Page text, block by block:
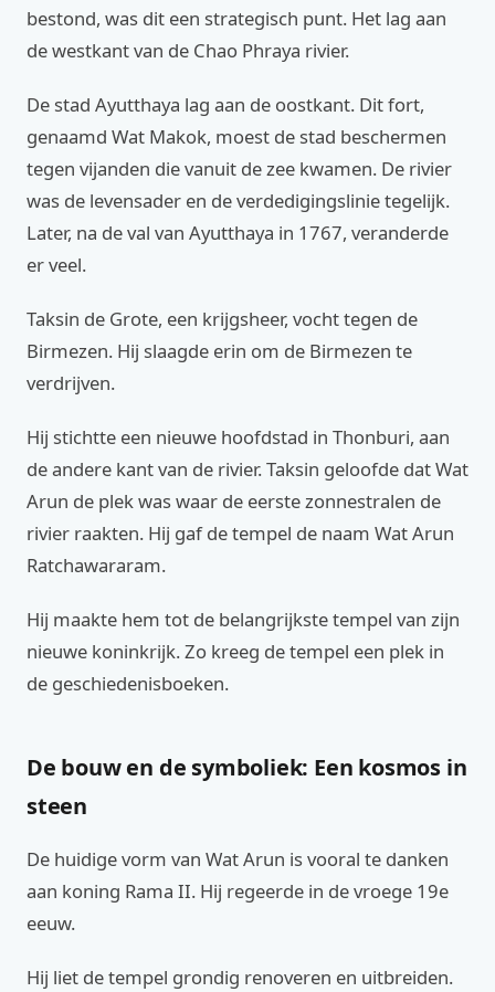
bestond, was dit een strategisch punt. Het lag aan
de westkant van de Chao Phraya rivier.
De stad Ayutthaya lag aan de oostkant. Dit fort,
genaamd Wat Makok, moest de stad beschermen
tegen vijanden die vanuit de zee kwamen. De rivier
was de levensader en de verdedigingslinie tegelijk.
Later, na de val van Ayutthaya in 1767, veranderde
er veel.
Taksin de Grote, een krijgsheer, vocht tegen de
Birmezen. Hij slaagde erin om de Birmezen te
verdrijven.
Hij stichtte een nieuwe hoofdstad in Thonburi, aan
de andere kant van de rivier. Taksin geloofde dat Wat
Arun de plek was waar de eerste zonnestralen de
rivier raakten. Hij gaf de tempel de naam Wat Arun
Ratchawararam.
Hij maakte hem tot de belangrijkste tempel van zijn
nieuwe koninkrijk. Zo kreeg de tempel een plek in
de geschiedenisboeken.
De bouw en de symboliek: Een kosmos in
steen
De huidige vorm van Wat Arun is vooral te danken
aan koning Rama II. Hij regeerde in de vroege 19e
eeuw.
Hij liet de tempel grondig renoveren en uitbreiden.